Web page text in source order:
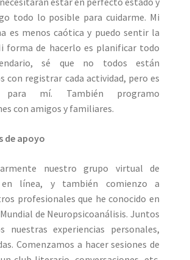
todo lo posible para cuidarme. Mi
es menos caótica y puedo sentir la
forma de hacerlo es planificar todo
sé que no todos están
con registrar cada actividad, pero es
mí. También programo
con amigos y familiares.
de apoyo
nuestro grupo virtual de
en línea, y también comienzo a
profesionales que he conocido en
de Neuropsicoanálisis. Juntos
nuestras experiencias personales,
Comenzamos a hacer sesiones de